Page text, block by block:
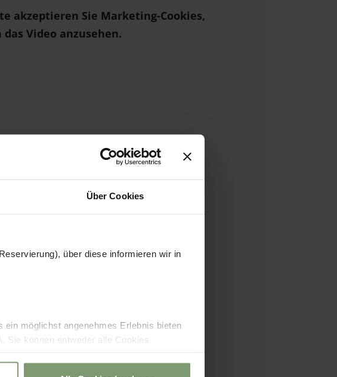
Über Cookies
über diese informieren wir in
möglichst angenehmes Erlebnis bieten
Sie können entweder alle Cookies
akzeptieren Sie Marketing-Cookies,
das Video anzusehen.